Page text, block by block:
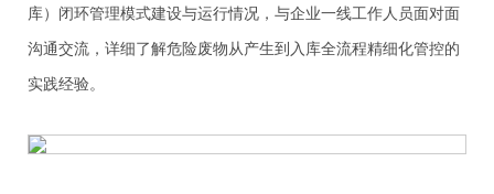
库）闭环管理模式建设与运行情况，与企业一线工作人员面对面
沟通交流，详细了解危险废物从产生到入库全流程精细化管控的
实践经验。